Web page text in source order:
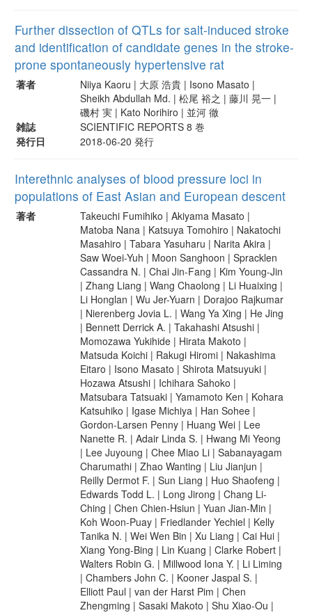
Further dissection of QTLs for salt-induced stroke
and identification of candidate genes in the stroke-
prone spontaneously hypertensive rat
著者
Niiya Kaoru | 大原 浩貴 | Isono Masato |
Sheikh Abdullah Md. | 松尾 裕之 | 藤川 晃一 |
磯村 実 | Kato Norihiro | 並河 徹
雑誌
SCIENTIFIC REPORTS 8 巻
発行日
2018-06-20 発行
Interethnic analyses of blood pressure loci in
populations of East Asian and European descent
著者
Takeuchi Fumihiko | Akiyama Masato |
Matoba Nana | Katsuya Tomohiro | Nakatochi
Masahiro | Tabara Yasuharu | Narita Akira |
Saw Woei-Yuh | Moon Sanghoon | Spracklen
Cassandra N. | Chai Jin-Fang | Kim Young-Jin
| Zhang Liang | Wang Chaolong | Li Huaixing |
Li Honglan | Wu Jer-Yuarn | Dorajoo Rajkumar
| Nierenberg Jovia L. | Wang Ya Xing | He Jing
| Bennett Derrick A. | Takahashi Atsushi |
Momozawa Yukihide | Hirata Makoto |
Matsuda Koichi | Rakugi Hiromi | Nakashima
Eitaro | Isono Masato | Shirota Matsuyuki |
Hozawa Atsushi | Ichihara Sahoko |
Matsubara Tatsuaki | Yamamoto Ken | Kohara
Katsuhiko | Igase Michiya | Han Sohee |
Gordon-Larsen Penny | Huang Wei | Lee
Nanette R. | Adair Linda S. | Hwang Mi Yeong
| Lee Juyoung | Chee Miao Li | Sabanayagam
Charumathi | Zhao Wanting | Liu Jianjun |
Reilly Dermot F. | Sun Liang | Huo Shaofeng |
Edwards Todd L. | Long Jirong | Chang Li-
Ching | Chen Chien-Hsiun | Yuan Jian-Min |
Koh Woon-Puay | Friedlander Yechiel | Kelly
Tanika N. | Wei Wen Bin | Xu Liang | Cai Hui |
Xiang Yong-Bing | Lin Kuang | Clarke Robert |
Walters Robin G. | Millwood Iona Y. | Li Liming
| Chambers John C. | Kooner Jaspal S. |
Elliott Paul | van der Harst Pim | Chen
Zhengming | Sasaki Makoto | Shu Xiao-Ou |